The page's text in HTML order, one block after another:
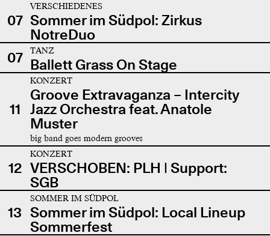
07
VERSCHIEDENES
Sommer im Südpol: Zirkus
NotreDuo
07
TANZ
Ballett Grass On Stage
11
KONZERT
Groove Extravaganza – Intercity
Jazz Orchestra feat. Anatole
Muster
big band goes modern grooves
12
KONZERT
VERSCHOBEN: PLH | Support:
SGB
13
SOMMER IM SÜDPOL
Sommer im Südpol: Local Lineup
Sommerfest